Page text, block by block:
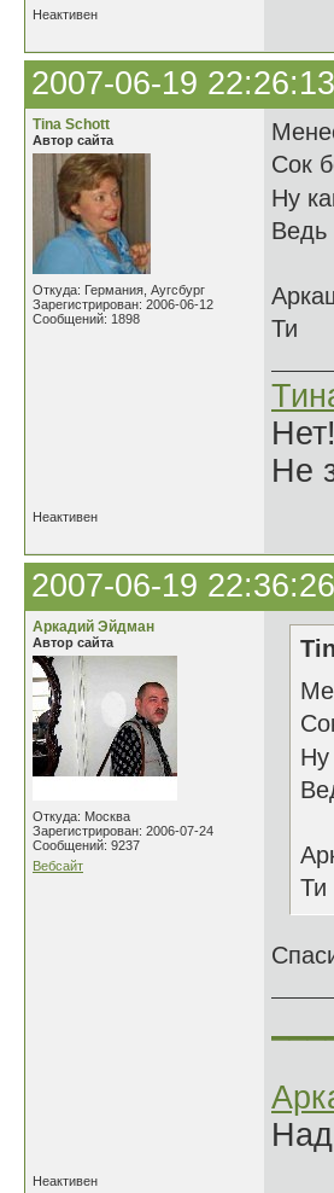
Неактивен
2007-06-19 22:26:13
Tina Schott
Автор сайта
Откуда: Германия, Аугсбург
Зарегистрирован: 2006-06-12
Сообщений: 1898
Сок
Ну
Ведь
Ти
Не
Неактивен
2007-06-19 22:36:26
Аркадий Эйдман
Автор сайта
Откуда: Москва
Зарегистрирован: 2006-07-24
Сообщений: 9237
Вебсайт
Ти
Неактивен